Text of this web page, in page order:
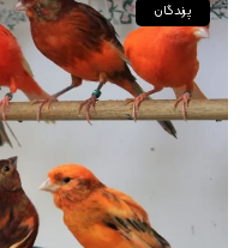
پرندگان